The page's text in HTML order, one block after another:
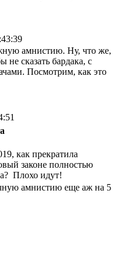
амнистию. Ну, что же,
не сказать бардака, с
Посмотрим, как это
как прекратила
законе полностью
Плохо идут!
амнистию еще аж на 5